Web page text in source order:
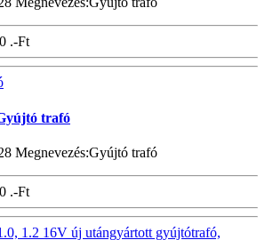
.-Ft
trafó
Megnevezés:Gyújtó trafó
.-Ft